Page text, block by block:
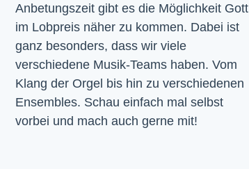
Anbetungszeit gibt es die Möglichkeit Gott
im Lobpreis näher zu kommen. Dabei ist
ganz besonders, dass wir viele
verschiedene Musik-Teams haben. Vom
Klang der Orgel bis hin zu verschiedenen
Ensembles. Schau einfach mal selbst
vorbei und mach auch gerne mit!